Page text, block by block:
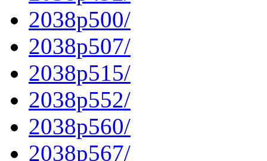
2038p500/
2038p507/
2038p515/
2038p552/
2038p560/
2038p567/